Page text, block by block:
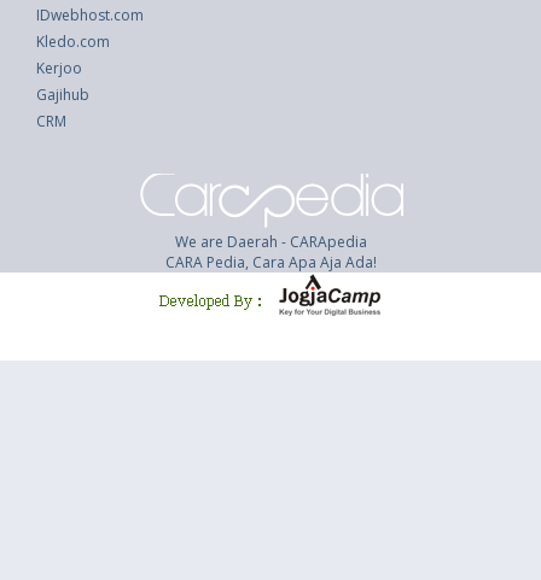
IDwebhost.com
Kledo.com
Kerjoo
Gajihub
CRM
We are Daerah - CARApedia
CARA Pedia, Cara Apa Aja Ada!